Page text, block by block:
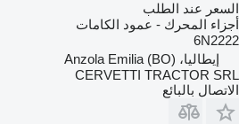
السعر عند الطلب
أجزاء المحرك - عمود الكامات
6N2222
إيطاليا، Anzola Emilia (BO)
CERVETTI TRACTOR SRL
الاتصال بالبائع